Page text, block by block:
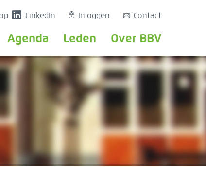
LinkedIn a Inloggen Z Contact
Agenda Leden Over BBV